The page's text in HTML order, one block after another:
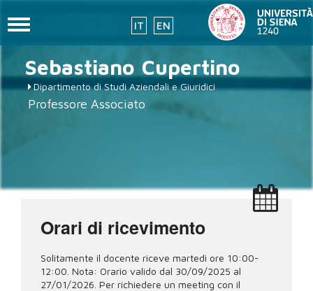
contenuto
principale
IT EN
Toggle
Sebastiano Cupertino
Dipartimento di Studi Aziendali e Giuridici
Professore Associato
Orari di ricevimento
Solitamente il docente riceve martedì ore 10:00-
12:00. Nota: Orario valido dal 30/09/2025 al
27/01/2026. Per richiedere un meeting con il